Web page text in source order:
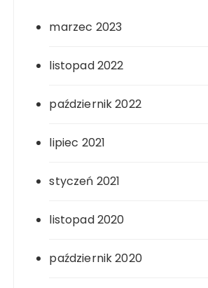
marzec 2023
listopad 2022
październik 2022
lipiec 2021
styczeń 2021
listopad 2020
październik 2020